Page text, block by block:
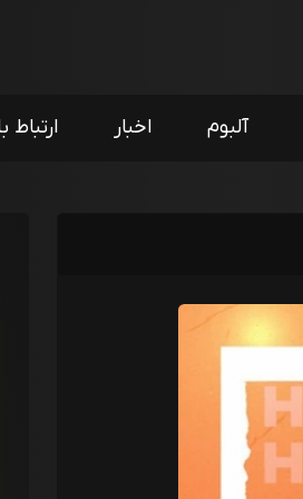
آلبوم اخبار ارتباط